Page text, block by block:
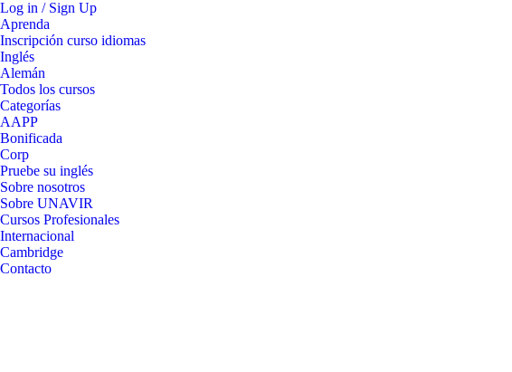
Log in / Sign Up
Aprenda
Inscripción curso idiomas
Inglés
Alemán
Todos los cursos
Categorías
AAPP
Bonificada
Corp
Pruebe su inglés
Sobre nosotros
Sobre UNAVIR
Cursos Profesionales
Internacional
Cambridge
Contacto